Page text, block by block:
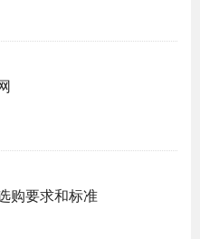
购要求和标准